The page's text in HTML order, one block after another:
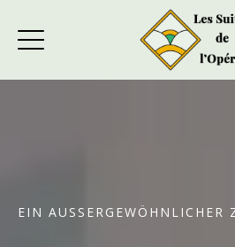
EIN AUSSERGEWÖHNLICHER